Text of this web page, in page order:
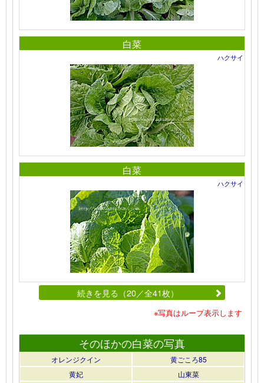
白菜
ハクサイ
白菜
ハクサイ
続きを見る（20／全41枚）
※写真はループ表示します
そのほかの白菜の写真
オレンジクイン
黄ごころ85
黄妃
山東菜